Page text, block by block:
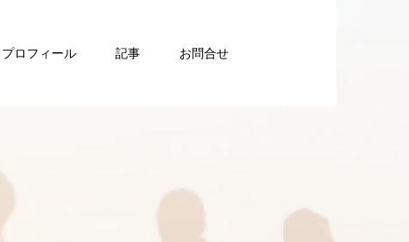
プロフィール 記事 お問合せ